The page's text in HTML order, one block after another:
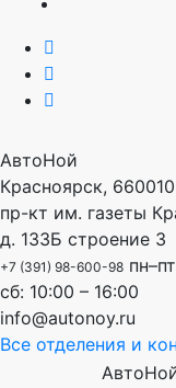
АвтоНой
Красноярск, 660010
пр-кт им. газеты
д. 133Б строение 3
+7 (391) 98-600-98
сб: 10:00 – 16:00
info@autonoy.ru
Все отделения и